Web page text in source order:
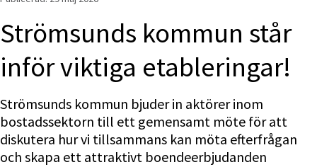
Strömsunds kommun står
inför viktiga etableringar!
Strömsunds kommun bjuder in aktörer inom
bostadssektorn till ett gemensamt möte för att
diskutera hur vi tillsammans kan möta efterfrågan
och skapa ett attraktivt boendeerbjudanden